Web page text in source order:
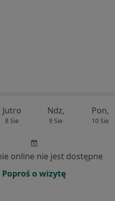
Jutro
8 Sie
Ndz,
9 Sie
Pon,
10 Sie
online nie jest dostępne
Poproś o wizytę